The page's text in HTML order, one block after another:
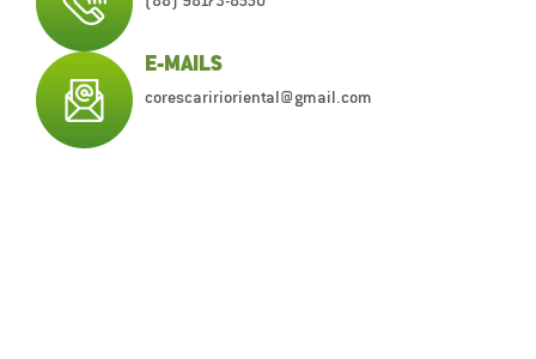
E-MAILS
corescaririoriental@gmail.com